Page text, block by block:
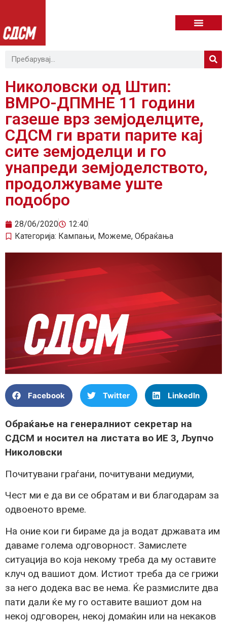
Николовски од Штип:
ВМРО-ДПМНЕ 11 години
газеше врз земјоделците,
СДСМ ги врати парите кај
сите земјоделци и го
унапреди земјоделството,
продолжуваме уште
подобро
28/06/2020
12:40
Категорија: Кампањи, Можеме, Обраќања
Facebook Twitter LinkedIn
Обраќање на генералниот секретар на
СДСМ и носител на листата во ИЕ 3, Љупчо
Николовски
Почитувани граѓани, почитувани медиуми,
Чест ми е да ви се обратам и ви благодарам за
одвоеното време.
На оние кои ги бираме да ја водат државата им
даваме голема одговорност. Замислете
ситуација во која некому треба да му оставите
клуч од вашиот дом. Истиот треба да се грижи
за него додека вас ве нема. Ќе размислите два
пати дали ќе му го оставите вашиот дом на
некој одговорен, некој домаќин или на некаков